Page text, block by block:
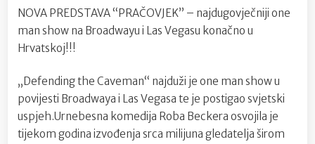
Pračovijek
NOVA PREDSTAVA “PRAČOVJEK” – najdugovječniji one
man show na Broadwayu i Las Vegasu konačno u
Hrvatskoj!!!
„Defending the Caveman“ najduži je one man show u
povijesti Broadwaya i Las Vegasa te je postigao svjetski
uspjeh.Urnebesna komedija Roba Beckera osvojila je
tijekom godina izvođenja srca milijuna gledatelja širom